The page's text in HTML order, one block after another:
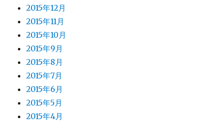
2015年12月
2015年11月
2015年10月
2015年9月
2015年8月
2015年7月
2015年6月
2015年5月
2015年4月